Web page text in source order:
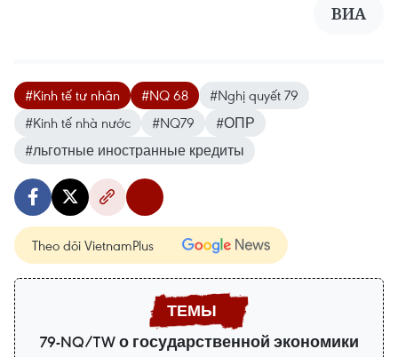
ВИА
#Kinh tế tư nhân #NQ 68
#Nghị quyết 79
#Kinh tế nhà nước
#NQ79
#ОПР
#льготные иностранные кредиты
Theo dõi VietnamPlus
79-NQ/TW о государственной экономики